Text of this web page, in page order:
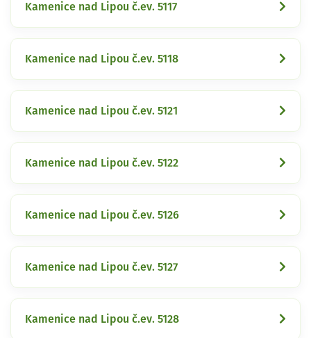
Kamenice nad Lipou č.ev. 5117
Kamenice nad Lipou č.ev. 5118
Kamenice nad Lipou č.ev. 5121
Kamenice nad Lipou č.ev. 5122
Kamenice nad Lipou č.ev. 5126
Kamenice nad Lipou č.ev. 5127
Kamenice nad Lipou č.ev. 5128